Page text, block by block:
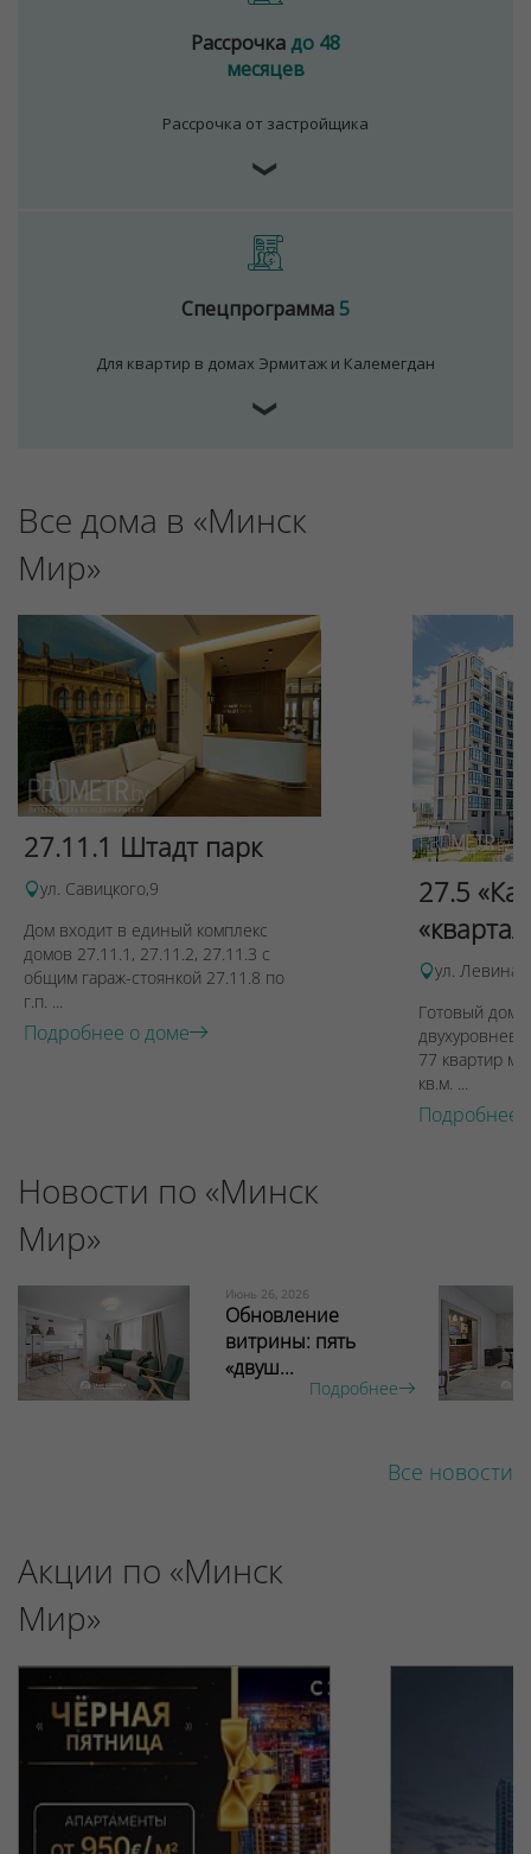
Рассрочкадо 48
месяцев
Рассрочка от застройщика
❯
Спецпрограмма5
Для квартир в домах Эрмитаж и Калемегдан
❯
Все дома в «Минск
Мир»
27.11.1 Штадт парк
ул. Савицкого,9
Дом входит в единый комплекс
домов 27.11.1, 27.11.2, 27.11.3 с
общим гараж-стоянкой 27.11.8 по
г.п. ...
Подробнее о доме
27.5
ул. Левина,
Готовый дом
77 квартир
кв.м. ...
Подробнее
Новости по «Минск
Мир»
Июнь 26, 2026
Обновление
витрины: пять
«двуш...
Подробнее
Все новости
Акции по «Минск
Мир»